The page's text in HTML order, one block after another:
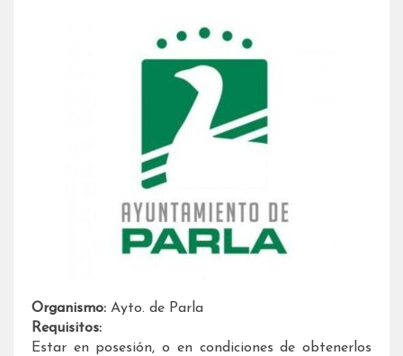
Organismo: Ayto. de Parla
Requisitos:
Estar en posesión, o en condiciones de obtenerlos